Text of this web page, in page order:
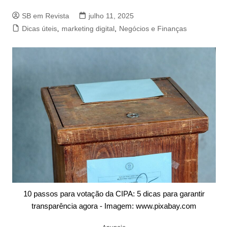
SB em Revista
julho 11, 2025
Dicas úteis, marketing digital, Negócios e Finanças
10 passos para votação da CIPA: 5 dicas para garantir
transparência agora - Imagem: www.pixabay.com